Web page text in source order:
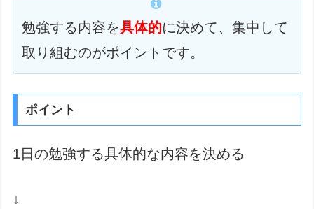
勉強する内容を具体的に決めて、集中して
取り組むのがポイントです。
ポイント
1日の勉強する具体的な内容を決める
↓